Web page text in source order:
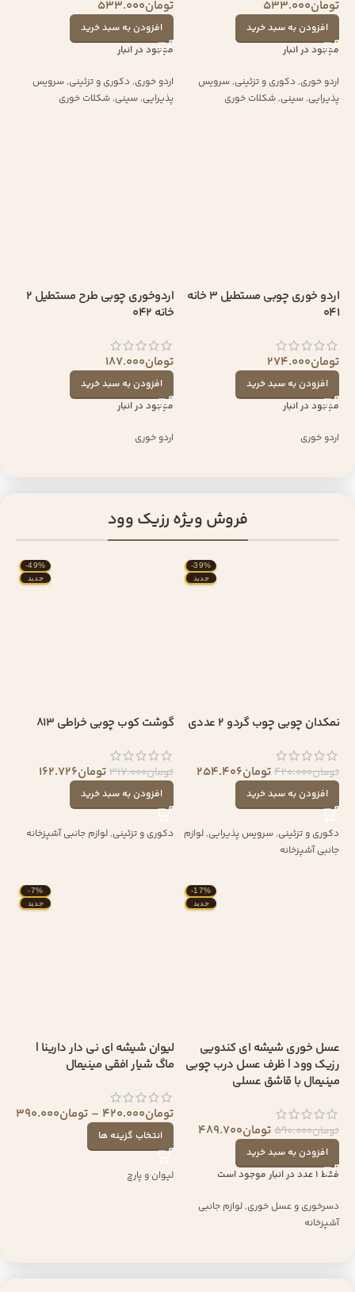
تومان533.000
افزودن به سبد خرید
موجود در انبار
اردو خوری,دکوری و تزئینی,سرویس
پذیرایی,سینی,شکلات خوری
تومان533.000
افزودن به سبد خرید
موجود در انبار
اردو خوری,دکوری و تزئینی,سرویس
پذیرایی,سینی,شکلات خوری
اردو خوری چوبی مستطیل 3 خانه
041
تومان274.000
افزودن به سبد خرید
موجود در انبار
اردو خوری
اردوخوری چوبی طرح مستطیل 2
خانه 042
تومان187.000
افزودن به سبد خرید
موجود در انبار
اردو خوری
فروش ویژه رزیک وود
-39%
جدید
نمکدان چوبی چوب گردو 2 عددی
تومان420.000تومان254.406
افزودن به سبد خرید
دکوری و تزئینی,سرویس پذیرایی,لوازم
جانبی آشپزخانه
-49%
جدید
گوشت کوب چوبی خراطی 813
تومان317.000تومان162.726
افزودن به سبد خرید
دکوری و تزئینی,لوازم جانبی آشپزخانه
-17%
جدید
عسل خوری شیشه ای کندویی
رزیک وود | ظرف عسل درب چوبی
مینیمال با قاشق عسلی
تومان590.000تومان489.700
افزودن به سبد خرید
فقط 1 عدد در انبار موجود است
دسرخوری و عسل خوری,لوازم جانبی
آشپزخانه
-7%
جدید
لیوان شیشه ای نی دار دارینا |
ماگ شیار افقی مینیمال
تومان420.000
– تومان390.000
انتخاب گزینه ها
لیوان و پارچ